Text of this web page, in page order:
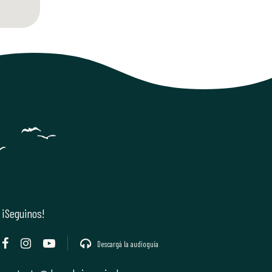
¡Seguinos!
Descargá la audioguía